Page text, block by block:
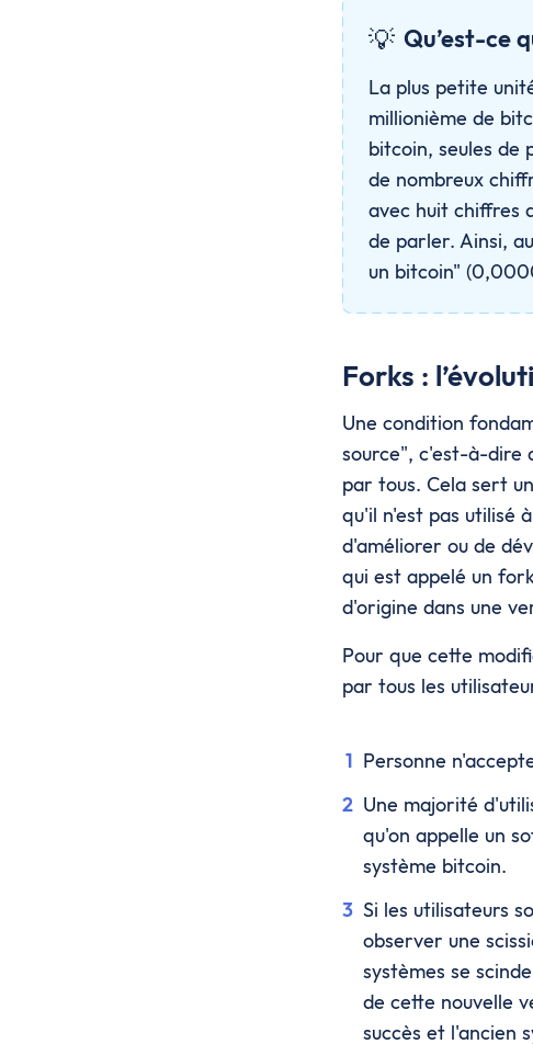
💡 Qu’est-ce
La plus petite
millionième de
bitcoin, seules
de nombreux
avec huit chiffres
de parler. Ainsi,
un bitcoin"
Forks :
Une condition
source", c'est-à-dire
par tous. Cela sert
qu'il n'est pas utilisé
d'améliorer ou de
qui est appelé un
d'origine dans une
Pour que cette
par tous les
Personne
Une majorité
qu'on appelle un
système bitcoin.
Si les utilisateurs
observer une
systèmes se
de cette nouvelle
succès et l'ancien